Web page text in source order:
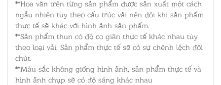
**Hoa văn trên từng sản phẩm được sản xuất một cách
ngẫu nhiên tùy theo cấu trúc vải nên đôi khi sản phẩm
thực tế sẽ khác với hình ảnh sản phẩm.
**Sản phẩm thun có độ co giãn thực tế khác nhau tùy
theo loại vải. Sản phẩm thực tế sẽ có sự chênh lệch đôi
chút.
**Màu sắc không giống hình ảnh, sản phẩm thực tế và
hình ảnh chụp sẽ có độ sáng khác nhau